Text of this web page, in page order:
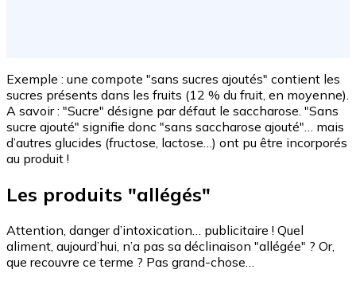
Exemple : une compote "sans sucres ajoutés" contient les
sucres présents dans les fruits (12 % du fruit, en moyenne).
A savoir : "Sucre" désigne par défaut le saccharose. "Sans
sucre ajouté" signifie donc "sans saccharose ajouté"… mais
d’autres glucides (fructose, lactose…) ont pu être incorporés
au produit !
Les produits "allégés"
Attention, danger d’intoxication… publicitaire ! Quel
aliment, aujourd’hui, n’a pas sa déclinaison "allégée" ? Or,
que recouvre ce terme ? Pas grand-chose…